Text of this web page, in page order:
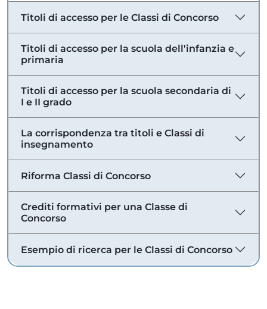
Titoli di accesso per le Classi di Concorso
Titoli di accesso per la scuola dell'infanzia e
primaria
Titoli di accesso per la scuola secondaria di
I e II grado
La corrispondenza tra titoli e Classi di
insegnamento
Riforma Classi di Concorso
Crediti formativi per una Classe di
Concorso
Esempio di ricerca per le Classi di Concorso